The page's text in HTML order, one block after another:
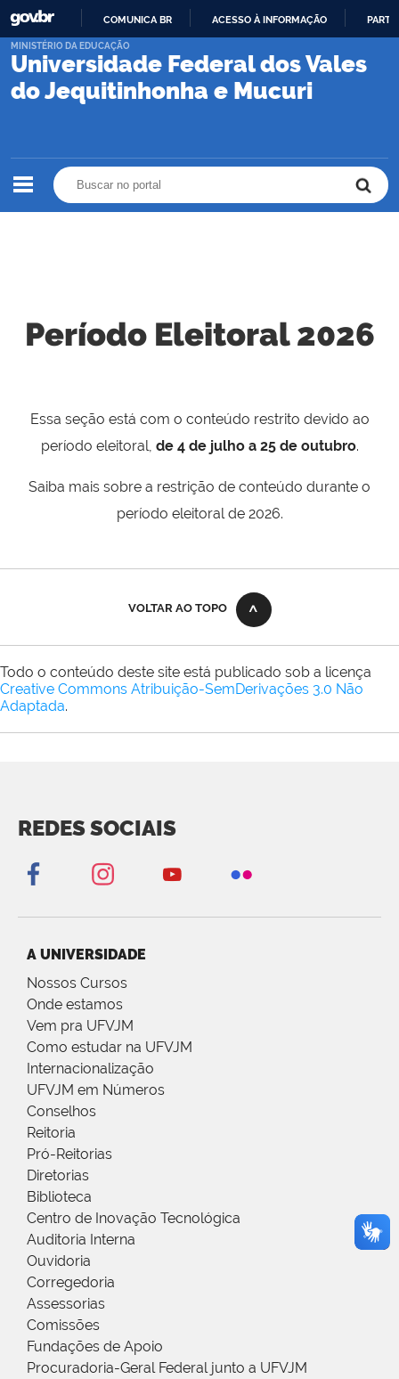
PARA
CONTEÚDO
COMUNICA BR ACESSO À INFORMAÇÃO
Universidade Federal dos Vales
do Jequitinhonha e Mucuri
MINISTÉRIO DA EDUCAÇÃO
Período Eleitoral 2026
Essa seção está com o conteúdo restrito devido ao
período eleitoral, de 4 de julho a 25 de outubro.
Saiba mais sobre a restrição de conteúdo durante o
período eleitoral de 2026.
VOLTAR AO TOPO
Todo o conteúdo deste site está publicado sob a licença
Creative Commons Atribuição-SemDerivações 3.0 Não
Adaptada.
REDES SOCIAIS
A UNIVERSIDADE
Nossos Cursos
Onde estamos
Vem pra UFVJM
Como estudar na UFVJM
Internacionalização
UFVJM em Números
Conselhos
Reitoria
Pró-Reitorias
Diretorias
Biblioteca
Centro de Inovação Tecnológica
Auditoria Interna
Ouvidoria
Corregedoria
Assessorias
Comissões
Fundações de Apoio
Procuradoria-Geral Federal junto a UFVJM